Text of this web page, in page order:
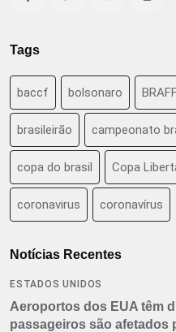
Tags
baccf bolsonaro
brasileirão campeonato
copa do brasil Copa
coronavirus coronavírus
Notícias Recentes
ESTADOS UNIDOS
Aeroportos dos EUA têm
passageiros são afetados